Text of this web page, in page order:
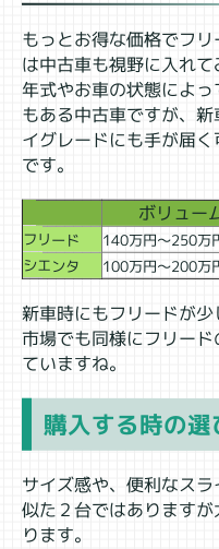
もっとお得な価格でフ
は中古車も視野に入れ
年式やお車の状態によ
もある中古車ですが、
イグレードにも手が届
です。
ボリュー
フリード 140万円～250万
シエンタ 100万円～200万
新車時にもフリードが
市場でも同様にフリー
ていますね。
購入する時の選
サイズ感や、便利なス
似た２台ではあります
ります。